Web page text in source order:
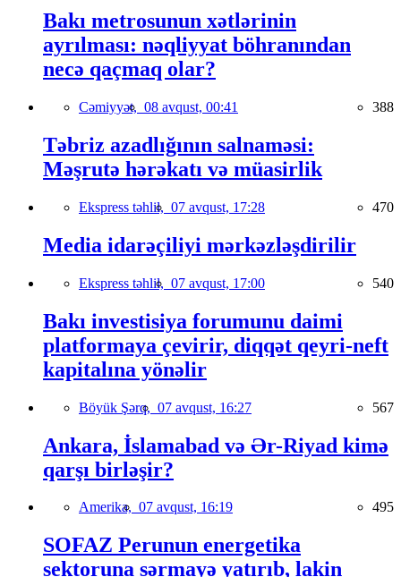
Bakı metrosunun xətlərinin
ayrılması: nəqliyyat böhranından
necə qaçmaq olar?
Cəmiyyət, 08 avqust, 00:41 388
Təbriz azadlığının salnaməsi:
Məşrutə hərəkatı və müasirlik
Ekspress təhlil, 07 avqust, 17:28 470
Media idarəçiliyi mərkəzləşdirilir
Ekspress təhlil, 07 avqust, 17:00 540
Bakı investisiya forumunu daimi
platformaya çevirir, diqqət qeyri-neft
kapitalına yönəlir
Böyük Şərq, 07 avqust, 16:27 567
Ankara, İslamabad və Ər-Riyad kimə
qarşı birləşir?
Amerika, 07 avqust, 16:19 495
SOFAZ Perunun energetika
sektoruna sərmayə yatırıb, lakin